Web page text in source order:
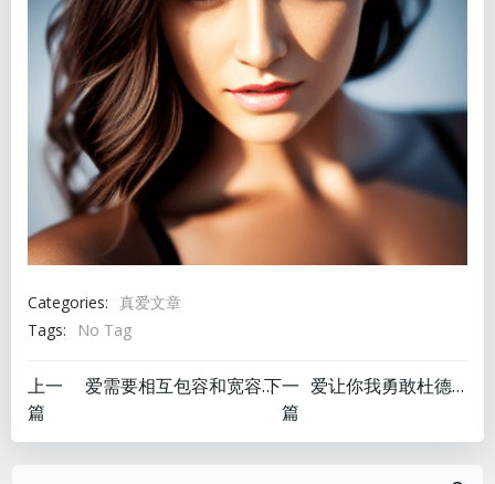
Categories: 真爱文章
Tags:
No Tag
文
章
上一
篇
爱需要相互包容和宽容的句子
文
章
下一
篇
爱让你我勇敢杜德伟